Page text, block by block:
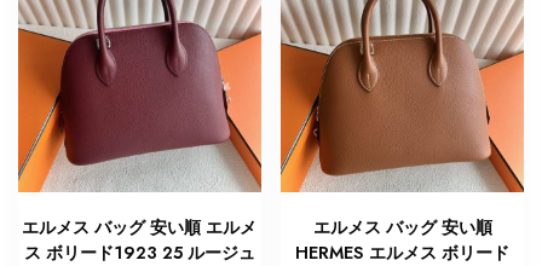
た。
す。
エルメス バッグ 安い順 エルメ
ス ボリード1923 25 ルージュ
エルメス バッグ 安い順
HERMES エルメス ボリード